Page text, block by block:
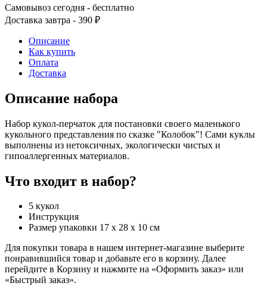
Самовывоз сегодня - бесплатно
Доставка завтра - 390 ₽
Описание
Как купить
Оплата
Доставка
Описание набора
Набор кукол-перчаток для постановки своего маленького
кукольного представления по сказке "Колобок"! Сами куклы
выполнены из нетоксичных, экологически чиcтых и
гипоаллергенных материалов.
Что входит в набор?
5 кукол
Инструкция
Размер упаковки 17 х 28 х 10 см
Для покупки товара в нашем интернет-магазине выберите
понравившийся товар и добавьте его в корзину. Далее
перейдите в Корзину и нажмите на «Оформить заказ» или
«Быстрый заказ».